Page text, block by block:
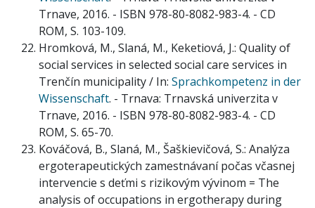
Trnave, 2016. - ISBN 978-80-8082-983-4. - CD
ROM, S. 103-109.
Hromková, M., Slaná, M., Keketiová, J.: Quality of
social services in selected social care services in
Trenčín municipality / In: Sprachkompetenz in der
Wissenschaft. - Trnava: Trnavská univerzita v
Trnave, 2016. - ISBN 978-80-8082-983-4. - CD
ROM, S. 65-70.
Kováčová, B., Slaná, M., Šaškievičová, S.: Analýza
ergoterapeutických zamestnávaní počas včasnej
intervencie s deťmi s rizikovým vývinom = The
analysis of occupations in ergotherapy during